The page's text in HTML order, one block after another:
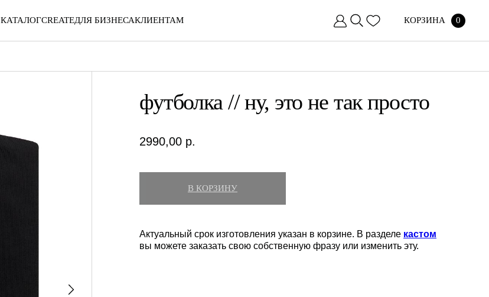
КАТАЛОГCREATEДЛЯ БИЗНЕСАКЛИЕНТАМ КОРЗИНА 0
футболка // ну, это не так просто
2990,00 р.
В КОРЗИНУ
Актуальный срок изготовления указан в корзине. В разделе кастом
вы можете заказать свою собственную фразу или изменить эту.